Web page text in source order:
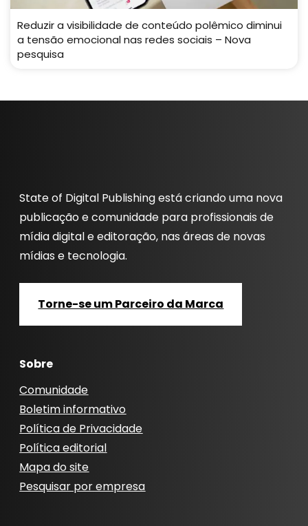
Reduzir a visibilidade de conteúdo polêmico diminui
a tensão emocional nas redes sociais – Nova
pesquisa
State of Digital Publishing está criando uma nova
publicação e comunidade para profissionais de
mídia digital e editoração, nas áreas de novas
mídias e tecnologia.
Torne-se um Parceiro da Marca
Sobre
Comunidade
Boletim informativo
Política de Privacidade
Política editorial
Mapa do site
Pesquisar por empresa